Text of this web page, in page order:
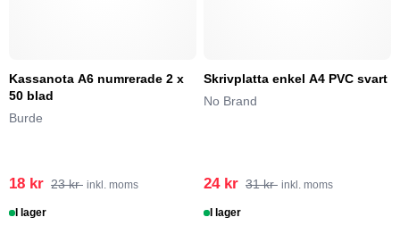
Kassanota A6 numrerade 2 x
50 blad
Burde
18 kr 23 kr inkl. moms
I lager
Skrivplatta enkel A4 PVC svart
No Brand
24 kr 31 kr inkl. moms
I lager